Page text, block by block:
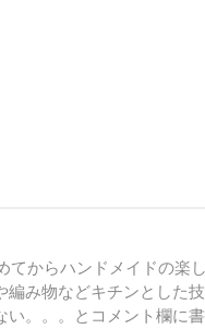
てからハンドメイドの楽
み物などキチンとした
。。。とコメント欄に